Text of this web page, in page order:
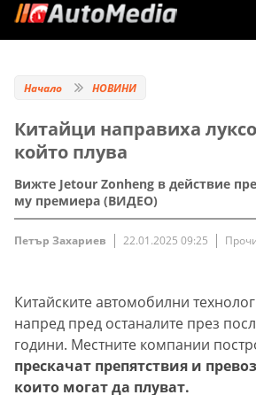
Начало НОВИНИ
Китайци направиха
който плува
Вижте Jetour Zonheng в действие
му премиера (ВИДЕО)
Петър Захариев 22.01.2025 09:25
Китайските автомобилни
напред пред останалите през
години. Местните компании
прескачат препятствия и
които могат да плуват.